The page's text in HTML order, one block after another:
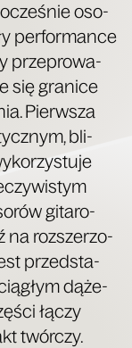
oso­
per­for­man­ce
prze­pro­wa­
się gra­ni­ce
Pierw­sza
bli­
gita­ro­
na roz­sze­rzo­
przed­sta­
dąże­
łączy
twórczy.